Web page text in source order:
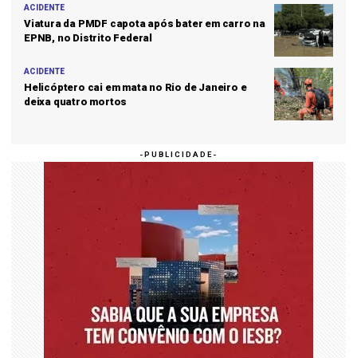
ACIDENTE
Viatura da PMDF capota após bater em carro na
EPNB, no Distrito Federal
ACIDENTE
Helicóptero cai em mata no Rio de Janeiro e
deixa quatro mortos